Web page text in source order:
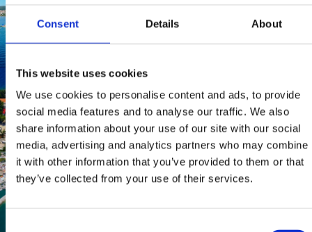
Consent Details About
This website uses cookies
We use cookies to personalise content and ads, to provide
social media features and to analyse our traffic. We also
share information about your use of our site with our social
media, advertising and analytics partners who may combine
it with other information that you’ve provided to them or that
they’ve collected from your use of their services.
UVALA SLANA
Mjesto:Mjesto: Selce
KAŠTEL